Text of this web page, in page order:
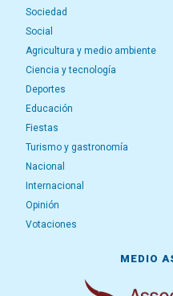
Sociedad
Social
Agricultura y medio ambiente
Ciencia y tecnología
Deportes
Educación
Fiestas
Turismo y gastronomía
Nacional
Internacional
Opinión
Votaciones
MEDIO